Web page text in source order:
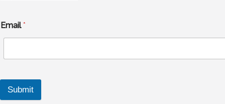
Email*
Submit